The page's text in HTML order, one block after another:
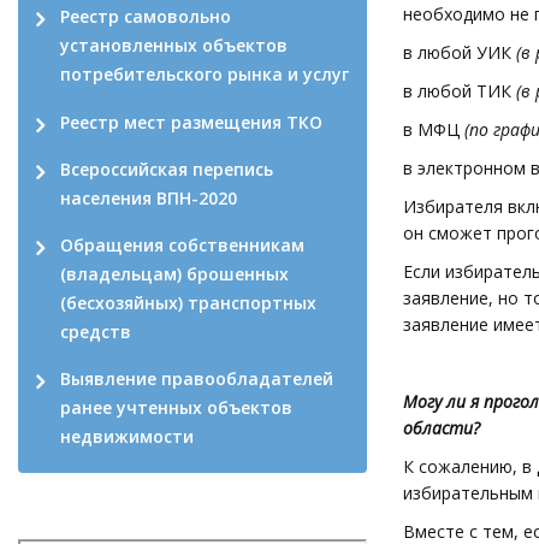
Реестр самовольно
установленных объектов
потребительского рынка и услуг
Реестр мест размещения ТКО
Всероссийская перепись
населения ВПН-2020
Обращения собственникам
(владельцам) брошенных
(бесхозяйных) транспортных
средств
Выявление правообладателей
ранее учтенных объектов
недвижимости
необходимо не
в любой УИК (в
в любой ТИК (в
в МФЦ (по
в электронном
Избирателя
он сможет
Если
заявление, но
заявление
Могу ли я
области?
К сожалению, в
избирательным
Вместе с тем,